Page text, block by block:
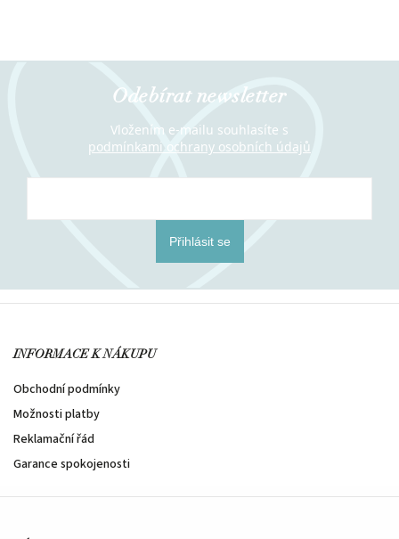
Odebírat newsletter
Vložením e-mailu souhlasíte s
podmínkami ochrany osobních údajů
Přihlásit se
INFORMACE K NÁKUPU
Obchodní podmínky
Možnosti platby
Reklamační řád
Garance spokojenosti